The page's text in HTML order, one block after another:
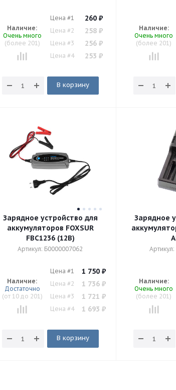
Наличие:
Очень много
(более 201)
Цена #1 260₽
Цена #2 258₽
Цена #3 256₽
Цена #4 253 ₽
В корзину
Наличие:
Очень много
(более 201)
Зарядное устройство для
аккумуляторов FOXSUR
FBC1236 (12B)
Артикул: Б0000007062
Наличие:
Достаточно
(от 10 до 201)
Цена #1 1 750₽
Цена #2 1 736₽
Цена #3 1 721 ₽
Цена #4 1 693 ₽
В корзину
Зарядное
Наличие:
Очень много
(более 201)